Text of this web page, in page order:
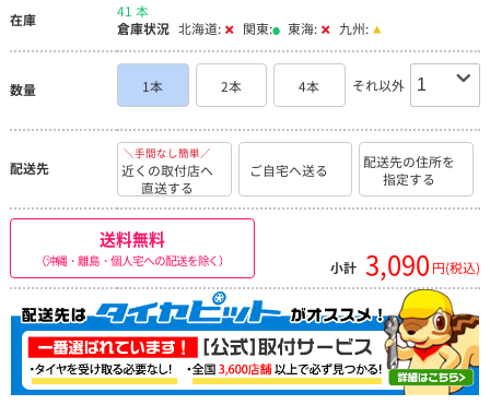
在庫
41 本
倉庫状況 北海道: 関東: 東海: 九州:
数量 1本 2本 4本 それ以外
配送先
＼手間なし簡単／
近くの取付店へ
直送する
ご自宅へ送る
配送先の住所を
指定する
送料無料
（沖縄・離島・個人宅への配送を除く） 小計 3,090 円(税込)